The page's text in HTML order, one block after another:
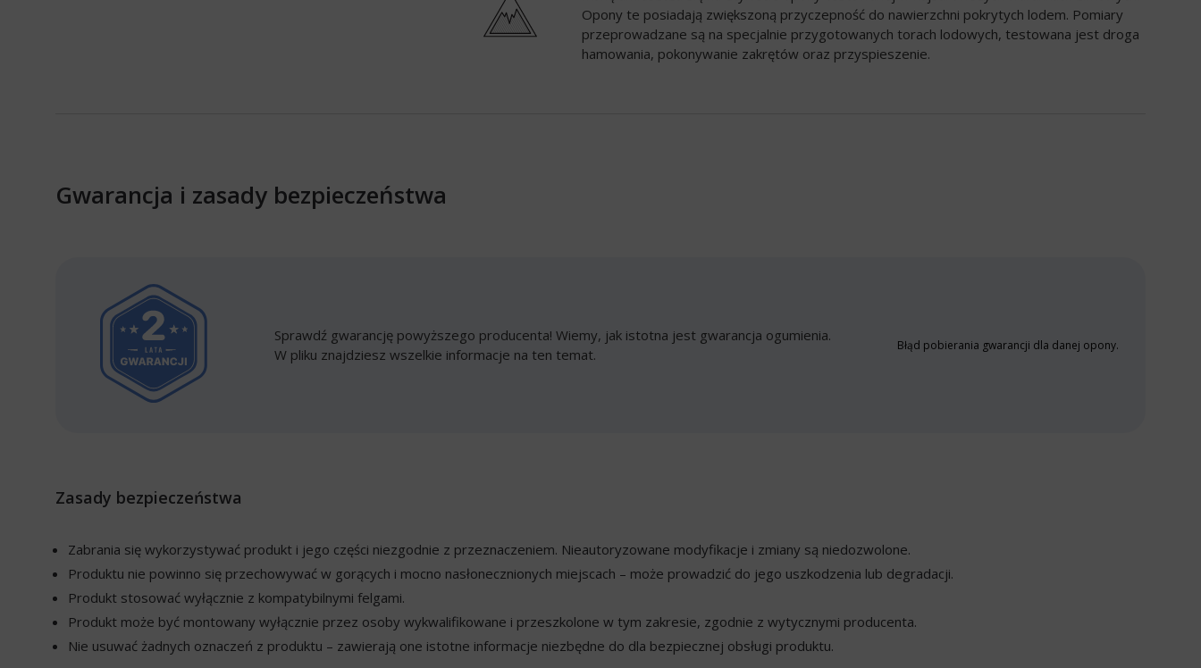
Opony te posiadają zwiększoną przyczepność do nawierzchni pokrytych lodem. Pomiary
przeprowadzane są na specjalnie przygotowanych torach lodowych, testowana jest droga
hamowania, pokonywanie zakrętów oraz przyspieszenie.
Gwarancja i zasady bezpieczeństwa
Sprawdź gwarancję powyższego producenta! Wiemy, jak istotna jest gwarancja ogumienia.
W pliku znajdziesz wszelkie informacje na ten temat.
Błąd pobierania gwarancji dla danej opony.
Zasady bezpieczeństwa
Zabrania się wykorzystywać produkt i jego części niezgodnie z przeznaczeniem. Nieautoryzowane modyfikacje i zmiany są niedozwolone.
Produktu nie powinno się przechowywać w gorących i mocno nasłonecznionych miejscach – może prowadzić do jego uszkodzenia lub degradacji.
Produkt stosować wyłącznie z kompatybilnymi felgami.
Produkt może być montowany wyłącznie przez osoby wykwalifikowane i przeszkolone w tym zakresie, zgodnie z wytycznymi producenta.
Nie usuwać żadnych oznaczeń z produktu – zawierają one istotne informacje niezbędne do dla bezpiecznej obsługi produktu.